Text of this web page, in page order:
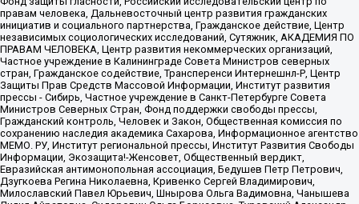
правам человека, Дальневосточный центр развития гражданских
инициатив и социального партнерства, Гражданское действие, Центр
независимых социологических исследований, Сутяжник, АКАДЕМИЯ ПО
ПРАВАМ ЧЕЛОВЕКА, Центр развития некоммерческих организаций,
Частное учреждение в Калининграде Совета Министров северных
стран, Гражданское содействие, Трансперенси Интернешнл-Р, Центр
Защиты Прав Средств Массовой Информации, Институт развития
прессы - Сибирь, Частное учреждение в Санкт-Петербурге Совета
Министров Северных Стран, Фонд поддержки свободы прессы,
Гражданский контроль, Человек и Закон, Общественная комиссия по
сохранению наследия академика Сахарова, Информационное агентство
МЕМО. РУ, Институт региональной прессы, Институт Развития Свободы
Информации, Экозащита!-Женсовет, Общественный вердикт,
Евразийская антимонопольная ассоциация, Бедушев Петр Петрович,
Дзугкоева Регина Николаевна, Кривенко Сергей Владимирович,
Милославский Павел Юрьевич, Шнырова Ольга Вадимовна, Чанышева